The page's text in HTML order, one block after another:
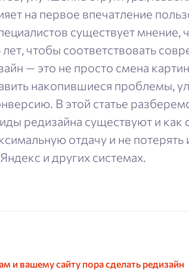
на первое впечатление
существует мнение,
чтобы соответствовать
— это не просто смена
накопившиеся проблемы,
В этой статье
редизайна существуют и как
отдачу и не
и других системах.
и вашему сайту пора сделать редизайн